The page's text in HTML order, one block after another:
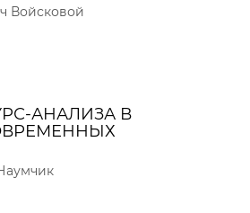
Войсковой
АНАЛИЗА В